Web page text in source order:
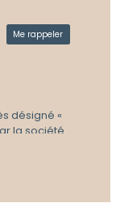
désigné «
la société
sont